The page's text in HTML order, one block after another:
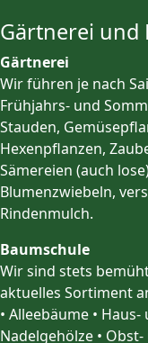
Gärtnerei und
Gärtnerei
Wir führen je nach
Frühjahrs- und
Stauden,
Hexenpflanzen,
Sämereien (auch
Blumenzwiebeln,
Rindenmulch.
Baumschule
Wir sind stets
aktuelles Sortiment
• Alleebäume •
Nadelgehölze •